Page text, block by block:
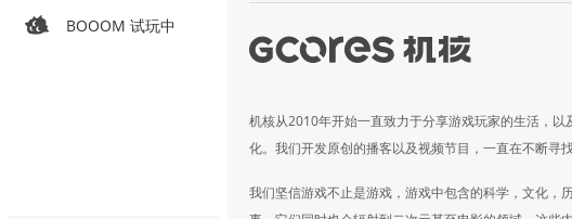
BOOOM 试玩中
机核从2010年开始一直致力于分享游戏玩家的生活，以
化。我们开发原创的播客以及视频节目，一直在不断寻
我们坚信游戏不止是游戏，游戏中包含的科学，文化，